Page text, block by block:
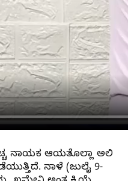
ನಾಯಕ ಆಯತೊಲ್ಲಾ ಅಲಿ
ನಾಳೆ (ಜುಲೈ 9-